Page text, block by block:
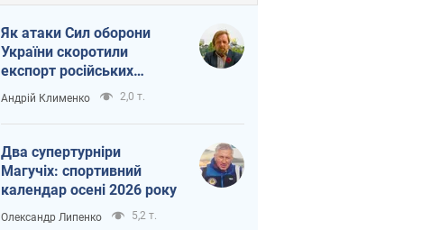
Як атаки Сил оборони
України скоротили
експорт російських
нафтопродуктів
Андрій Клименко 2,0 т.
Два супертурніри
Магучіх: спортивний
календар осені 2026 року
Олександр Липенко 5,2 т.